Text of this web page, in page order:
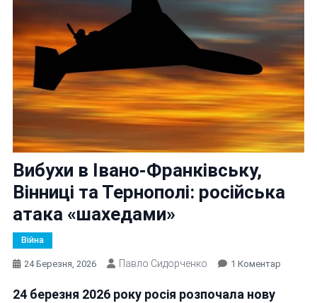
Вибухи в Івано‑Франківську,
Вінниці та Тернополі: російська
атака «шахедами»
Війна
24 Березня, 2026 Павло Сидорченко 1 КоментарДо
24 березня 2026 року росія розпочала нову